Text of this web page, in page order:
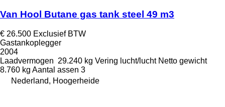
Van Hool Butane gas tank steel 49 m3
€ 26.500 Exclusief BTW
Gastankoplegger
2004
Laadvermogen 29.240 kg Vering lucht/lucht Netto gewicht
8.760 kg Aantal assen 3
Nederland, Hoogerheide